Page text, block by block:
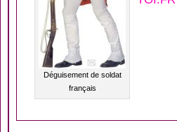
Déguisement de soldat
français